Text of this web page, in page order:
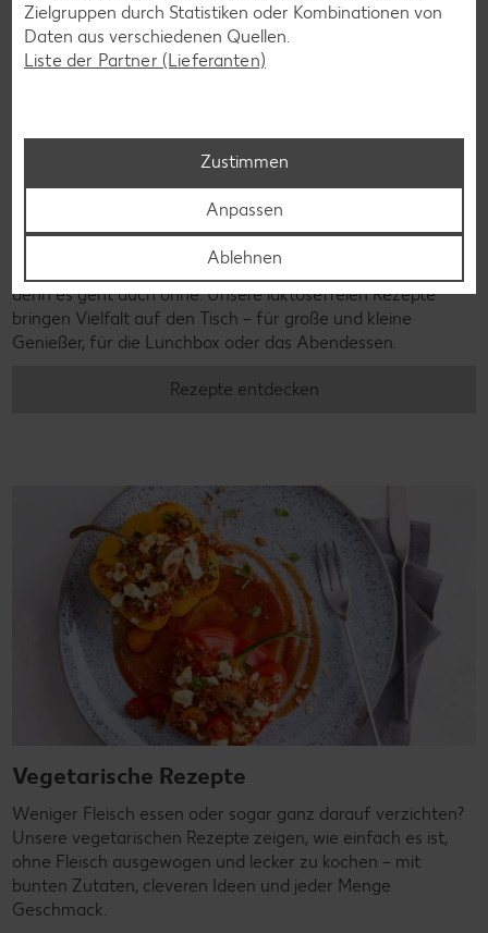
Laktosefreie Rezepte
Laktoseintoleranz muss dich kulinarisch nicht ausbremsen,
denn es geht auch ohne. Unsere laktosefreien Rezepte
bringen Vielfalt auf den Tisch – für große und kleine
Genießer, für die Lunchbox oder das Abendessen.
Rezepte entdecken
Vegetarische Rezepte
Weniger Fleisch essen oder sogar ganz darauf verzichten?
Unsere vegetarischen Rezepte zeigen, wie einfach es ist,
ohne Fleisch ausgewogen und lecker zu kochen – mit
bunten Zutaten, cleveren Ideen und jeder Menge
Geschmack.
Zielgruppen durch Statistiken oder Kombinationen von
Daten aus verschiedenen Quellen.
Liste der Partner (Lieferanten)
Zustimmen
Anpassen
Ablehnen